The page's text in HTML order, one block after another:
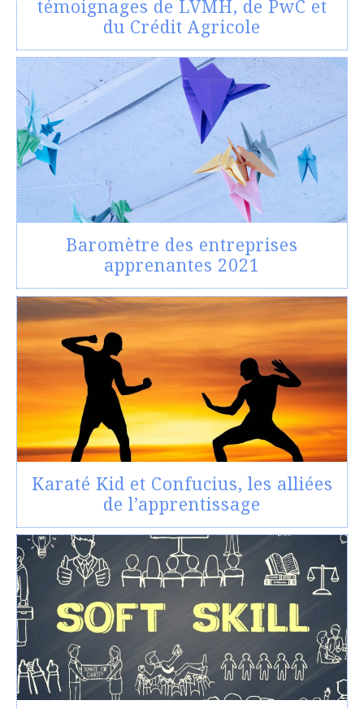
témoignages de LVMH, de PwC et
du Crédit Agricole
Baromètre des entreprises
apprenantes 2021
Karaté Kid et Confucius, les alliées
de l’apprentissage